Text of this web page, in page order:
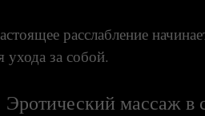
расслабление
за собой.
Эротический массаж в